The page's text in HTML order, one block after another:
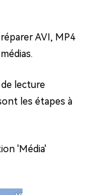
AVI, MP4
lecture
les étapes à
'Média'